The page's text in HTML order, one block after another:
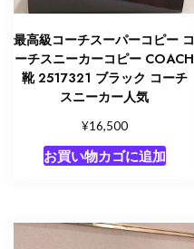
最高級コーチスーパーコピー コ
ーチスニーカーコピー COACH
靴 2517321 ブラック コーチ
スニーカー人気
¥16,500
お買い物カゴに追加